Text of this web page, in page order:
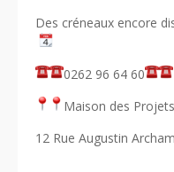
Des créneaux encore
0262 96 64 60
Maison des
12 Rue Augustin